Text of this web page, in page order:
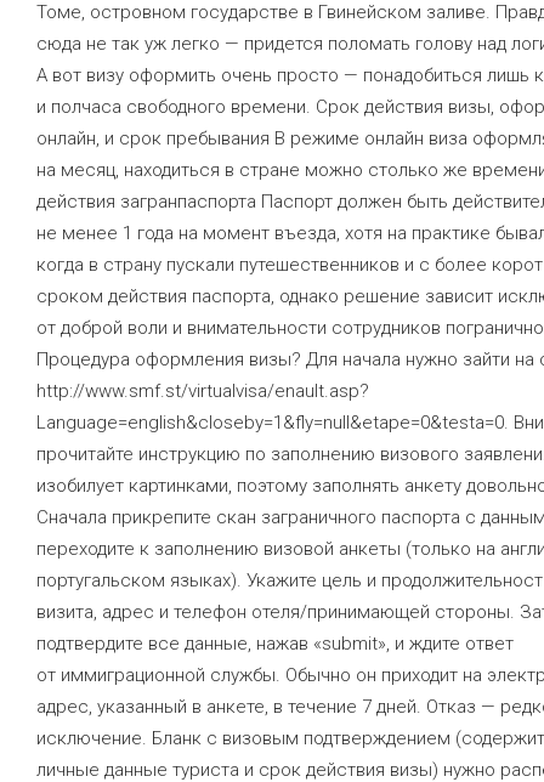
Томе, островном государстве в Гвинейском заливе.
сюда не так уж легко — придется поломать голову над
А вот визу оформить очень просто — понадобиться лишь
и полчаса свободного времени. Срок действия визы,
онлайн, и срок пребывания В режиме онлайн виза
на месяц, находиться в стране можно столько же
действия загранпаспорта Паспорт должен быть
не менее 1 года на момент въезда, хотя на практике
когда в страну пускали путешественников и с более
сроком действия паспорта, однако решение зависит
от доброй воли и внимательности сотрудников
Процедура оформления визы? Для начала нужно зайти на
http://www.smf.st/virtualvisa/enault.asp?
Language=english&closeby=1&fly=null&etape=0&testa=0.
прочитайте инструкцию по заполнению визового
изобилует картинками, поэтому заполнять анкету
Сначала прикрепите скан заграничного паспорта с
переходите к заполнению визовой анкеты (только на
португальском языках). Укажите цель и
визита, адрес и телефон отеля/принимающей стороны.
подтвердите все данные, нажав «submit», и ждите ответ
от иммиграционной службы. Обычно он приходит на
адрес, указанный в анкете, в течение 7 дней. Отказ —
исключение. Бланк с визовым подтверждением
личные данные туриста и срок действия визы) нужно